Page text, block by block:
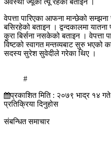
वेपत्ता पारिएका आफना मान्छेको
बसिरहेको बताइन । द्वन्दकालमा
कुरा बिर्सना नसकेको बताइन । वेपत्ता
विष्टको स्वागत मन्तव्यबाट सुरु
सदस्य सुरेश सुवेदीले गरेका थिए ।
#
प्रकाशित मिति : २०७९ भाद्र १४
प्रतिक्रिया दिनुहोस
संबन्धित समाचार